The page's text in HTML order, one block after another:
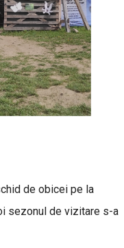
de obicei pe la
sezonul de vizitare s-a